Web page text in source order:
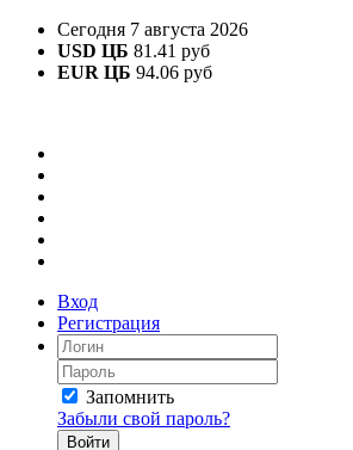
Сегодня 7 августа 2026
USD ЦБ 81.41 руб
EUR ЦБ 94.06 руб
Вход
Регистрация
Запомнить
Забыли свой пароль?